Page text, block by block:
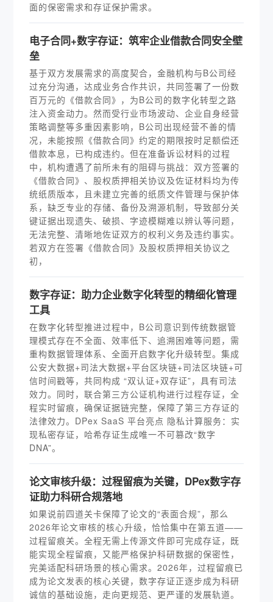
面的保密需求和存证保护需求。
电子合同+数字存证：筑牢企业借款合同安全壁
垒
基于双方发展需求的高度契合，金融机构与B公司经
过充分沟通，达成业务合作共识，共同签署了一份数
百万元的《借款合同》，为B公司的数字化转型之路
注入资金动力。然而受行业市场波动、企业自身经营
策略调整等多重因素影响，B公司出现经营不善的情
况，未能按照《借款合同》约定的期限按时足额偿还
借款本息，已构成违约。但在准备诉讼材料的过程
中，机构遭遇了前所未有的阻碍与挑战：双方签署的
《借款合同》、股权质押相关协议及佐证材料均为传
统纸质版本，且未建立完善的纸质文件管理与保护体
系，缺乏专业的存储、备份及溯源机制，导致部分关
键证据出现遗失、破损、字迹模糊难以辨认等问题，
无法完整、清晰地佐证双方的权利义务及违约事实。
若双方在签署《借款合同》及股权质押相关协议之
初，
数字存证：助力企业数字化转型的精细化管理
工具
在数字化转型推进过程中，B公司意识到传统数据管
理模式存在不全面、效率低下、追溯困难等问题，需
重构数据管理体系、全面开启数字化升级转型。集成
公安大数据+司法大数据+平台区块链+司法区块链+可
信时间戳等，共同构成 “双认证+双存证”，具有司法
效力。同时，联合第三方公证机构进行过程存证，全
程实时留痕，确保证据链完整，保障了第三方存证的
法律效力。DPex SaaS 平台亮点 隐私计算服务：实
现私密存证，哈希存证生成唯一不可篡改“数字
DNA”。
论文审核升级：过程留痕为关键，DPex数字存
证助力科研合规落地
如果说前四道关卡保障了论文的“表面合规”，那么
2026年论文审核的核心升级，恰恰集中在第五道——
过程留痕关。全程无需上传源文件即可完成存证，既
能实现全程留痕，又能严格保护科研数据的保密性，
完美适配科研场景的核心需求。2026年，过程留痕已
成为论文发表的核心关键，数字存证正逐步成为科研
诚信的基础设施，走向更规范、更严谨的发展轨道。